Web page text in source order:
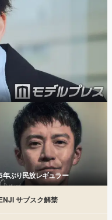
年ぶり民放レギュラー
サブスク解禁